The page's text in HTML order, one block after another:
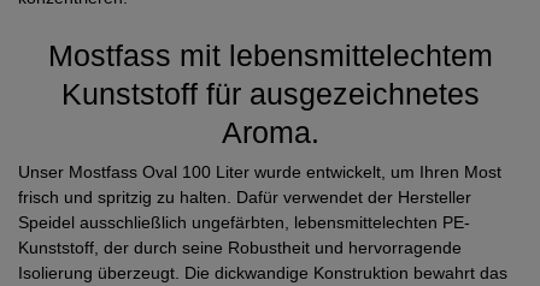
Mostfass mit lebensmittelechtem
Kunststoff für ausgezeichnetes
Aroma.
Unser Mostfass Oval 100 Liter wurde entwickelt, um Ihren Most
frisch und spritzig zu halten. Dafür verwendet der Hersteller
Speidel ausschließlich ungefärbten, lebensmittelechten PE-
Kunststoff, der durch seine Robustheit und hervorragende
Isolierung überzeugt. Die dickwandige Konstruktion bewahrt das